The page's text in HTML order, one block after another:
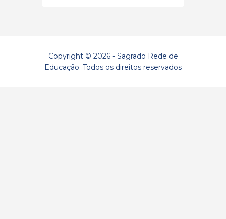
Copyright © 2026 - Sagrado Rede de
Educação. Todos os direitos reservados